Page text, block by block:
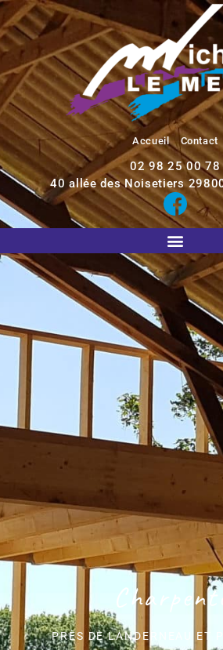
Accueil Contact
02 98 25 00 78
40 allée des Noisetiers
PRÈS DE LANDERNEAU ET